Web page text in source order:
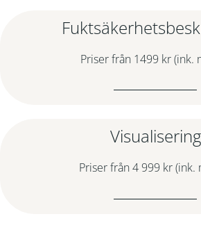
Priser från 1499 kr (ink.
Visualisering
Priser från 4 999 kr (ink.